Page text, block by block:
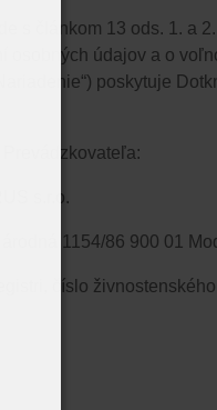
s článkom 13 ods. 1. a
osobných údajov a o
Nariadenie“)​​ poskytuje
Prevádzkovateľa:
s.r.o.
1154/86 900 01
číslo